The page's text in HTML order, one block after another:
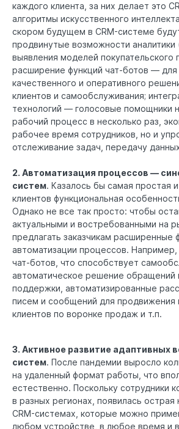
каждого клиента, за них делает это
алгоритмы искусственного
скором будущем в CRM-системе
продвинутые возможности аналитики
выявления моделей покупательского
расширение функций чат-ботов —
качественного и оперативного
клиентов и самообслуживания;
технологий — голосовые помощники
рабочий процесс в несколько раз,
рабочее время сотрудников, но и
отслеживание задач, передачу
2. Автоматизация процессов —
систем. Казалось бы самая простая
клиентов функциональная
Однако не все так просто: чтобы
актуальными и востребованными на
предлагать заказчикам расширенные
автоматизации процессов. Например,
чат-ботов, что способствует
автоматическое решение обращений
поддержки, автоматизированные
писем и сообщений для продвижения
клиентов по воронке продаж и т.п.
3. Активное развитие адаптивных
систем. После пандемии выросло
на удаленный формат работы, что
естественно. Поскольку сотрудники
в разных регионах, появилась
CRM-системах, которые можно
любом устройстве, в любое время и